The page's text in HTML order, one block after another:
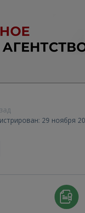
29 ноября